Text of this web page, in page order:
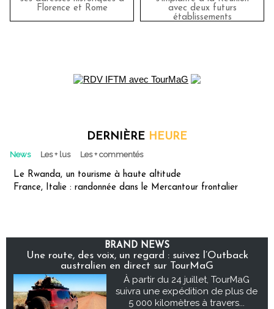
Florence et Rome
avec deux futurs
établissements
DERNIÈRE HEURE
News Les + lus Les + commentés
Le Rwanda, un tourisme à haute altitude
France, Italie : randonnée dans le Mercantour frontalier
BRAND NEWS
Une route, des voix, un regard : suivez l’Outback
australien en direct sur TourMaG
À partir du 24 juillet, TourMaG
suivra une expédition de plus de
5 000 kilomètres à travers...